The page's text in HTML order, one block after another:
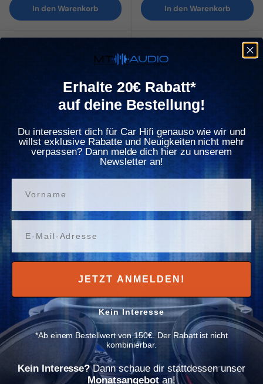
In den Warenkorb In den Warenkorb
Summer-Deal
1 Bewertung
Crunch
Normaler Preis
22,90€
Verfügbar
In den Warenkorb
Summer-Deal
1 Farad Power Cap
Keine Bewertungen
Cap
In den Warenkorb
✈ 1-3 Tage ✈ Im Zulauf
Erhalte 20€ Rabatt*
auf deine Bestellung!
Du interessiert dich für Car Hifi genauso wie wir und
willst exklusive Rabatte und Neuigkeiten nicht mehr
verpassen? Dann melde dich hier zu unserem
Newsletter an!
JETZT ANMELDEN!
Kein Interesse
*Ab einem Bestellwert von 150€. Der Rabatt ist nicht
kombinierbar.
Kein Interesse?Dann schaue dir stattdessen unser
Monatsangebotan!